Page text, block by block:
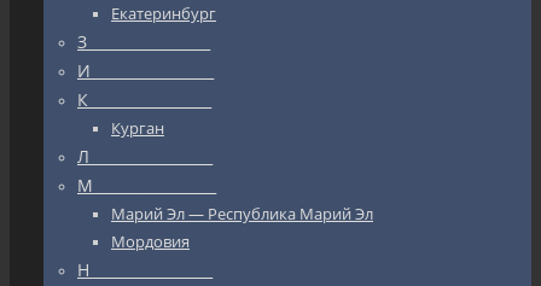
Екатеринбург
З_________________
И_________________
К_________________
Курган
Л_________________
М_________________
Марий Эл — Республика Марий Эл
Мордовия
Н_________________